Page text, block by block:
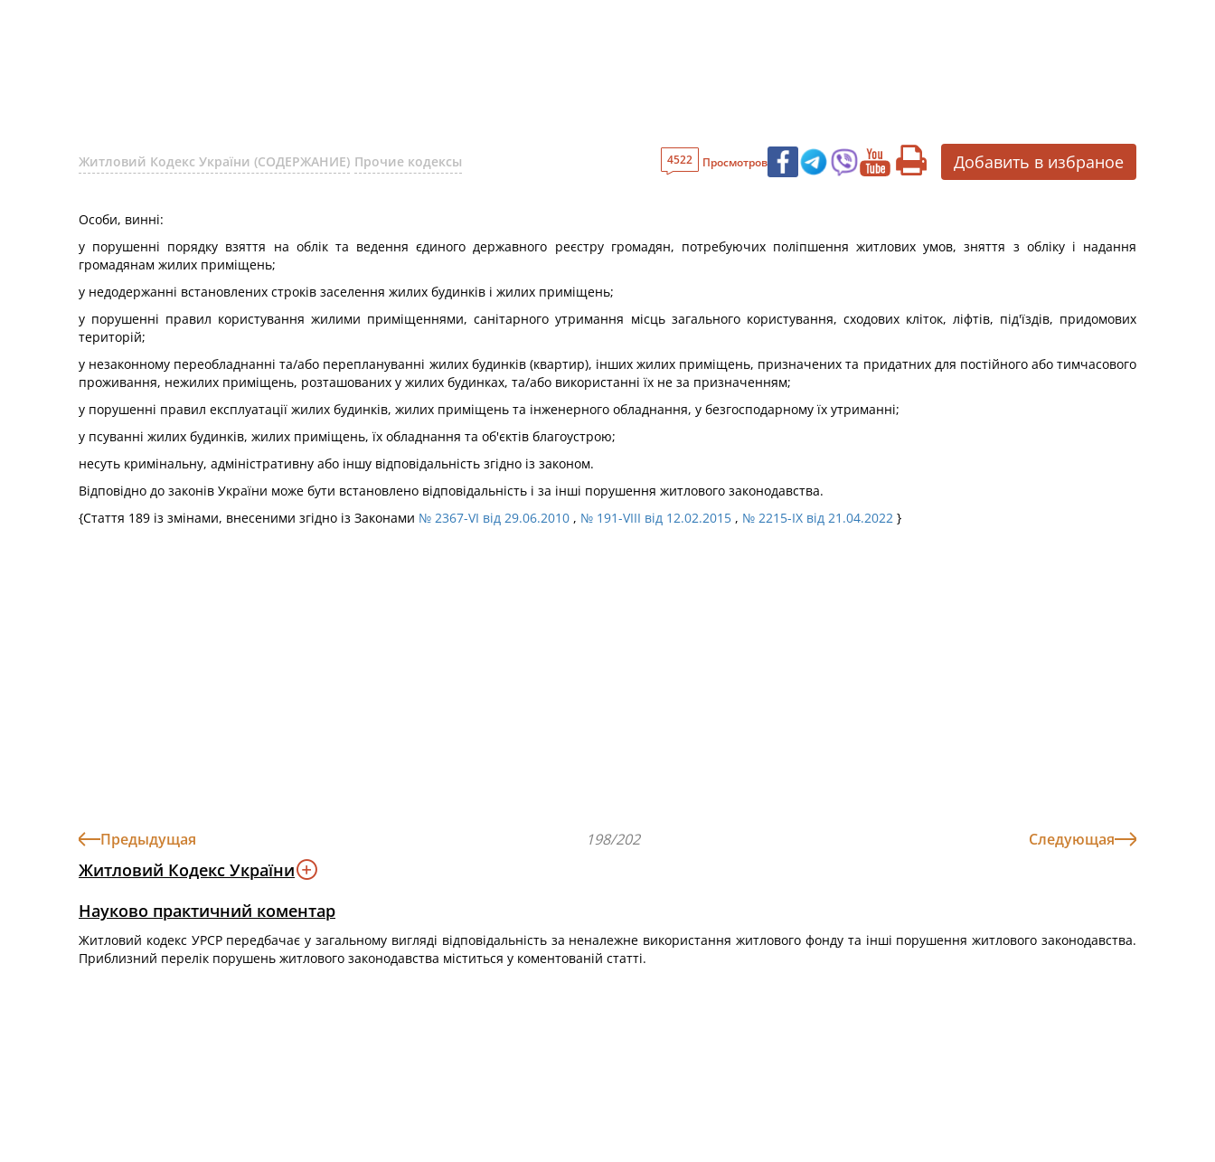
Житловий Кодекс України (СОДЕРЖАНИЕ) Прочие кодексы 4522 Просмотров Добавить в избраное
Особи, винні:
у порушенні порядку взяття на облік та ведення єдиного державного реєстру громадян, потребуючих поліпшення житлових умов, зняття з обліку і надання
громадянам жилих приміщень;
у недодержанні встановлених строків заселення жилих будинків і жилих приміщень;
у порушенні правил користування жилими приміщеннями, санітарного утримання місць загального користування, сходових кліток, ліфтів, під'їздів, придомових
територій;
у незаконному переобладнанні та/або переплануванні жилих будинків (квартир), інших жилих приміщень, призначених та придатних для постійного або тимчасового
проживання, нежилих приміщень, розташованих у жилих будинках, та/або використанні їх не за призначенням;
у порушенні правил експлуатації жилих будинків, жилих приміщень та інженерного обладнання, у безгосподарному їх утриманні;
у псуванні жилих будинків, жилих приміщень, їх обладнання та об'єктів благоустрою;
несуть кримінальну, адміністративну або іншу відповідальність згідно із законом.
Відповідно до законів України може бути встановлено відповідальність і за інші порушення житлового законодавства.
{Стаття 189 із змінами, внесеними згідно із Законами № 2367-VI від 29.06.2010 , № 191-VIII від 12.02.2015 , № 2215-IX від 21.04.2022 }
Предыдущая 198/202 Следующая
Житловий Кодекс України
Науково практичний коментар
Житловий кодекс УРСР передбачає у загальному вигляді відповідальність за неналежне використання житлового фонду та інші порушення житлового законодавства.
Приблизний перелік порушень житлового законодавства міститься у коментованій статті.